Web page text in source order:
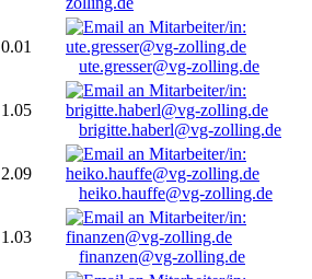
0.01
ute.gresser@vg-zolling.de
1.05
brigitte.haberl@vg-zolling.de
2.09
heiko.hauffe@vg-zolling.de
1.03
finanzen@vg-zolling.de